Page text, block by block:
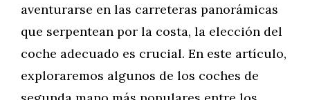
aventurarse en las carreteras panorámicas
que serpentean por la costa, la elección del
coche adecuado es crucial. En este artículo,
exploraremos algunos de los coches de